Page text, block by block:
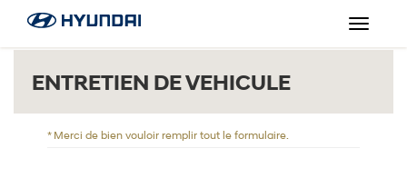
Toggle
ENTRETIEN DE VEHICULE
* Merci de bien vouloir remplir tout le formulaire.